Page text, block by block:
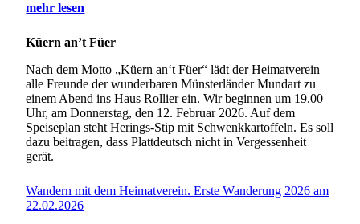
mehr lesen
Küern an’t Füer
Nach dem Motto „Küern an‘t Füer“ lädt der Heimatverein
alle Freunde der wunderbaren Münsterländer Mundart zu
einem Abend ins Haus Rollier ein. Wir beginnen um 19.00
Uhr, am Donnerstag, den 12. Februar 2026. Auf dem
Speiseplan steht Herings-Stip mit Schwenkkartoffeln. Es soll
dazu beitragen, dass Plattdeutsch nicht in Vergessenheit
gerät.
Wandern mit dem Heimatverein. Erste Wanderung 2026 am
22.02.2026